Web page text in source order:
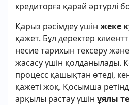
кредиторға қарай әртүрлі
Қарыз рәсімдеу үшін жеке
қажет. Бұл деректер
несие тарихын тексеру
жасасу үшін қолданылады.
процесс қашықтан өтеді,
қажеті жоқ. Қосымша
арқылы растау үшін ұялы